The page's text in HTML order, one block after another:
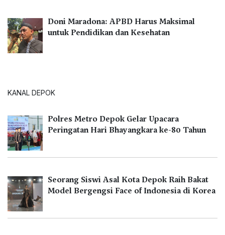
Doni Maradona: APBD Harus Maksimal
untuk Pendidikan dan Kesehatan
KANAL DEPOK
Polres Metro Depok Gelar Upacara
Peringatan Hari Bhayangkara ke-80 Tahun
Seorang Siswi Asal Kota Depok Raih Bakat
Model Bergengsi Face of Indonesia di Korea